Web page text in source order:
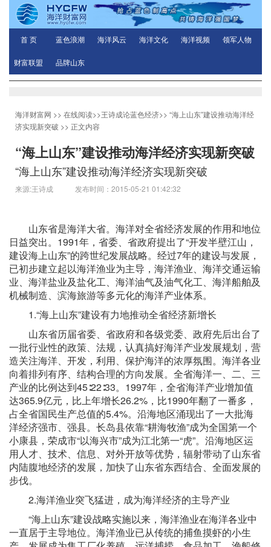
首 页 蓝色浪潮 海洋风云 海洋文化 海洋视频 领军人物
财富联盟 品牌山东
海洋财富网 >> 在线阅读>>王诗成论蓝色经济>> “海上山东”建设推动海洋经
济实现新突破 >> 正文内容
“海上山东”建设推动海洋经济实现新突破
“海上山东”建设推动海洋经济实现新突破
来源:王诗成 发布时间：2015-05-21 01:42:32
山东省是海洋大省。海洋对全省经济发展的作用和地位
日益突出。1991年，省委、省政府提出了“开发半壁江山，
建设海上山东”的跨世纪发展战略。经过7年的建设与发展，
已初步建立起以海洋渔业为主导，海洋渔业、海洋交通运输
业、海洋盐业及盐化工、海洋油气及油气化工、海洋船舶及
机械制造、滨海旅游等多元化的海洋产业体系。
1.“海上山东”建设有力地推动全省经济新增长
山东省历届省委、省政府和各级党委、政府先后出台了
一批行业性的政策、法规，认真搞好海洋产业发展规划，营
造关注海洋、开发，利用、保护海洋的浓厚氛围。海洋各业
向着排列有序、结构合理的方向发展。全省海洋一、二、三
产业的比例达到45∶22∶33。1997年，全省海洋产业增加值
达365.9亿元，比上年增长26.2%，比1990年翻了一番多，
占全省国民生产总值的5.4%。沿海地区涌现出了一大批海
洋经济强市、强县。长岛县依靠“耕海牧渔”成为全国第一个
小康县，荣成市“以海兴市”成为江北第一“虎”。沿海地区运
用人才、技术、信息、对外开放等优势，辐射带动了山东省
内陆腹地经济的发展，加快了山东省东西结合、全面发展的
步伐。
2.海洋渔业突飞猛进，成为海洋经济的主导产业
“海上山东”建设战略实施以来，海洋渔业在海洋各业中
一直居于主导地位。海洋渔业已从传统的捕鱼摸虾的小生